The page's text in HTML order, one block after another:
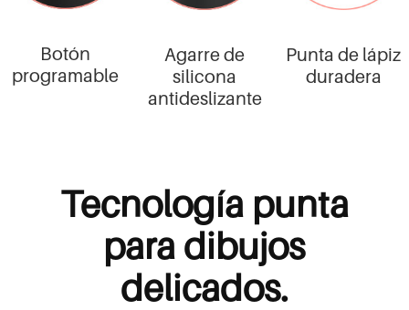
Botón
programable
Agarre de
silicona
antideslizante
Punta de lápiz
duradera
Tecnología punta
para dibujos
delicados.